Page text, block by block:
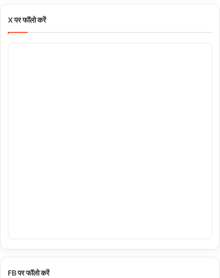
X पर फॉलो करें
FB पर फॉलो करें